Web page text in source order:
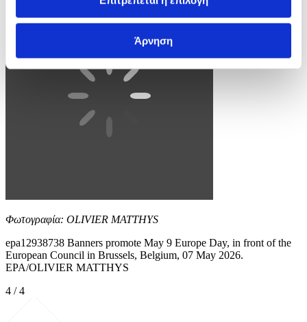
Άρνηση
Φωτογραφία: OLIVIER MATTHYS
epa12938738 Banners promote May 9 Europe Day, in front of the
European Council in Brussels, Belgium, 07 May 2026.
EPA/OLIVIER MATTHYS
4 / 4